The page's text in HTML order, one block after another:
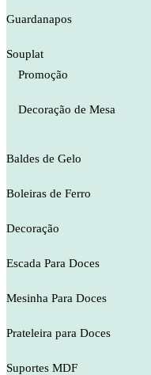
Guardanapos
Souplat
Promoção
Decoração de Mesa
Baldes de Gelo
Boleiras de Ferro
Decoração
Escada Para Doces
Mesinha Para Doces
Prateleira para Doces
Suportes MDF